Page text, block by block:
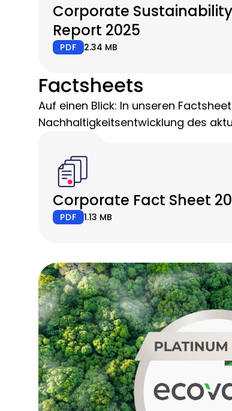
Corporate Sustainability
Report 2025
PDF 2.34 MB
Factsheets
Auf einen Blick: In unseren
Nachhaltigkeitsentwicklung des
Corporate Fact Sheet
PDF 1.13 MB